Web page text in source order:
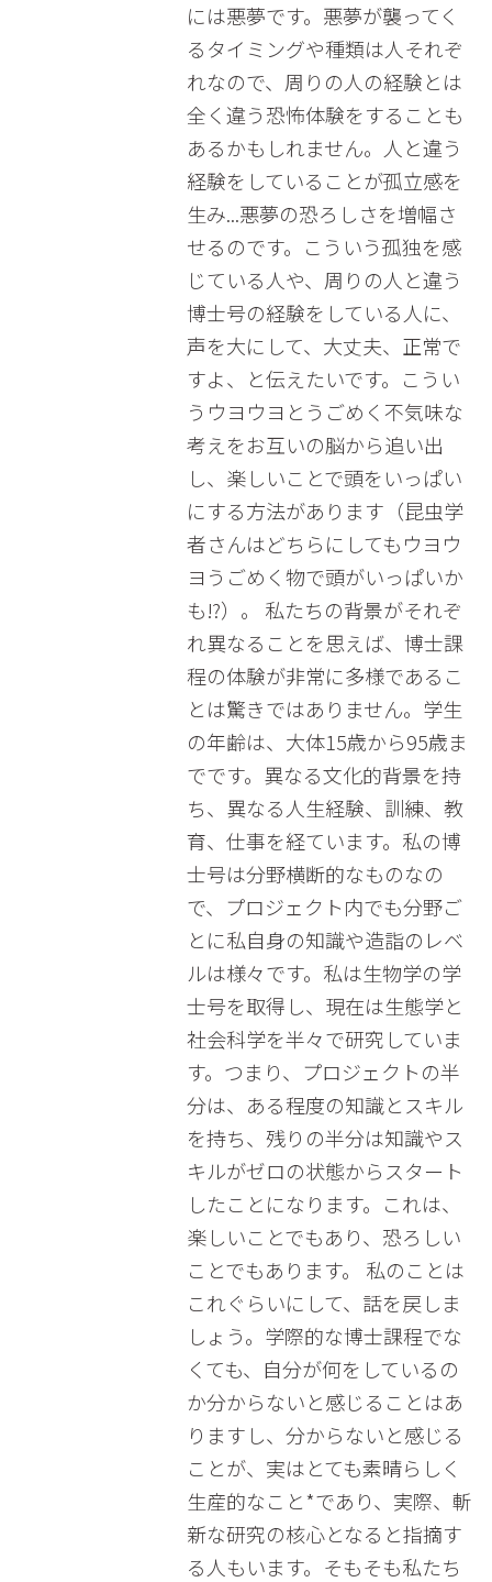
には悪夢です。悪夢が襲ってく
るタイミングや種類は人それぞ
れなので、周りの人の経験とは
全く違う恐怖体験をすることも
あるかもしれません。人と違う
経験をしていることが孤立感を
生み...悪夢の恐ろしさを増幅さ
せるのです。こういう孤独を感
じている人や、周りの人と違う
博士号の経験をしている人に、
声を大にして、大丈夫、正常で
すよ、と伝えたいです。こうい
うウヨウヨとうごめく不気味な
考えをお互いの脳から追い出
し、楽しいことで頭をいっぱい
にする方法があります（昆虫学
者さんはどちらにしてもウヨウ
ヨうごめく物で頭がいっぱいか
も⁉）。 私たちの背景がそれぞ
れ異なることを思えば、博士課
程の体験が非常に多様であるこ
とは驚きではありません。学生
の年齢は、大体15歳から95歳ま
でです。異なる文化的背景を持
ち、異なる人生経験、訓練、教
育、仕事を経ています。私の博
士号は分野横断的なものなの
で、プロジェクト内でも分野ご
とに私自身の知識や造詣のレベ
ルは様々です。私は生物学の学
士号を取得し、現在は生態学と
社会科学を半々で研究していま
す。つまり、プロジェクトの半
分は、ある程度の知識とスキル
を持ち、残りの半分は知識やス
キルがゼロの状態からスタート
したことになります。これは、
楽しいことでもあり、恐ろしい
ことでもあります。 私のことは
これぐらいにして、話を戻しま
しょう。学際的な博士課程でな
くても、自分が何をしているの
か分からないと感じることはあ
りますし、分からないと感じる
ことが、実はとても素晴らしく
生産的なこと*であり、実際、斬
新な研究の核心となると指摘す
る人もいます。そもそも私たち